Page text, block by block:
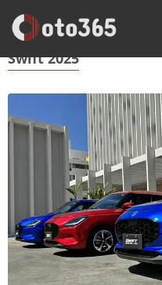
Trang Chủ Swift 2025
Swift 2025